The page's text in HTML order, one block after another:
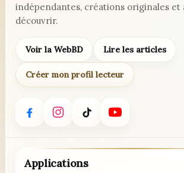
indépendantes, créations originales et
découvrir.
Voir la WebBD Lire les articles
Créer mon profil lecteur
Applications